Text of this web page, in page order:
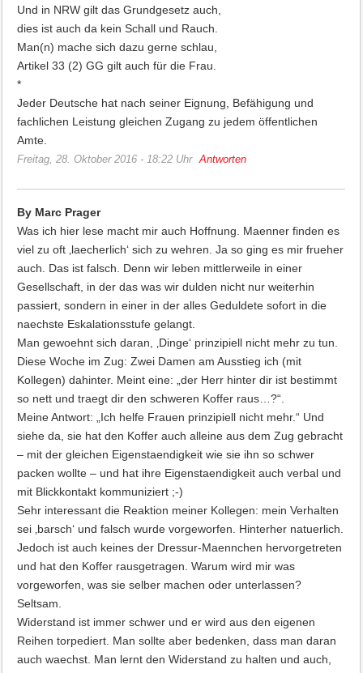
Und in NRW gilt das Grundgesetz auch,
dies ist auch da kein Schall und Rauch.
Man(n) mache sich dazu gerne schlau,
Artikel 33 (2) GG gilt auch für die Frau.
*
Jeder Deutsche hat nach seiner Eignung, Befähigung und
fachlichen Leistung gleichen Zugang zu jedem öffentlichen
Amte.
Freitag, 28. Oktober 2016 - 18:22 Uhr Antworten
By Marc Prager
Was ich hier lese macht mir auch Hoffnung. Maenner finden es
viel zu oft ‚laecherlich‘ sich zu wehren. Ja so ging es mir frueher
auch. Das ist falsch. Denn wir leben mittlerweile in einer
Gesellschaft, in der das was wir dulden nicht nur weiterhin
passiert, sondern in einer in der alles Geduldete sofort in die
naechste Eskalationsstufe gelangt.
Man gewoehnt sich daran, ‚Dinge‘ prinzipiell nicht mehr zu tun.
Diese Woche im Zug: Zwei Damen am Ausstieg ich (mit
Kollegen) dahinter. Meint eine: „der Herr hinter dir ist bestimmt
so nett und traegt dir den schweren Koffer raus…?“.
Meine Antwort: „Ich helfe Frauen prinzipiell nicht mehr.“ Und
siehe da, sie hat den Koffer auch alleine aus dem Zug gebracht
– mit der gleichen Eigenstaendigkeit wie sie ihn so schwer
packen wollte – und hat ihre Eigenstaendigkeit auch verbal und
mit Blickkontakt kommuniziert ;-)
Sehr interessant die Reaktion meiner Kollegen: mein Verhalten
sei ‚barsch‘ und falsch wurde vorgeworfen. Hinterher natuerlich.
Jedoch ist auch keines der Dressur-Maennchen hervorgetreten
und hat den Koffer rausgetragen. Warum wird mir was
vorgeworfen, was sie selber machen oder unterlassen?
Seltsam.
Widerstand ist immer schwer und er wird aus den eigenen
Reihen torpediert. Man sollte aber bedenken, dass man daran
auch waechst. Man lernt den Widerstand zu halten und auch,